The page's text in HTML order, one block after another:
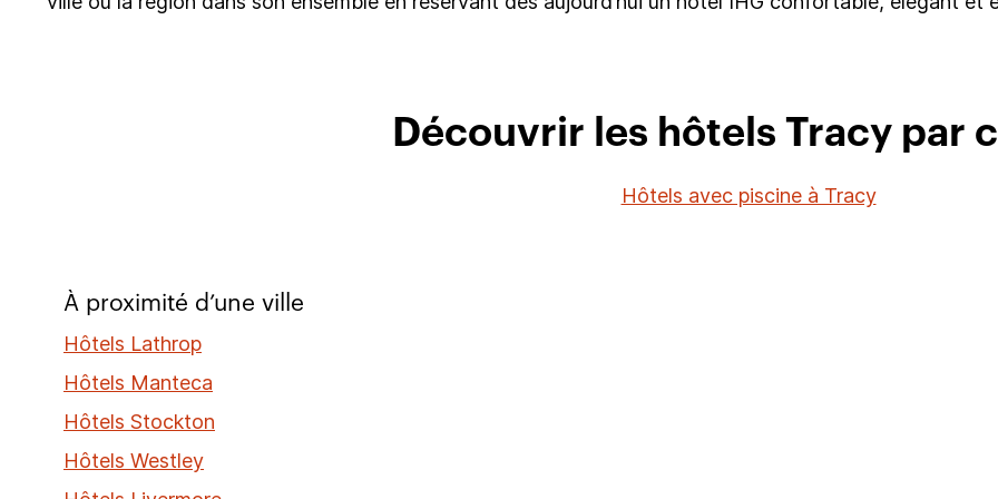
Découvrir les hôtels Tracy par
Hôtels avec piscine à Tracy
À proximité d’une ville
Hôtels Lathrop
Hôtels Manteca
Hôtels Stockton
Hôtels Westley